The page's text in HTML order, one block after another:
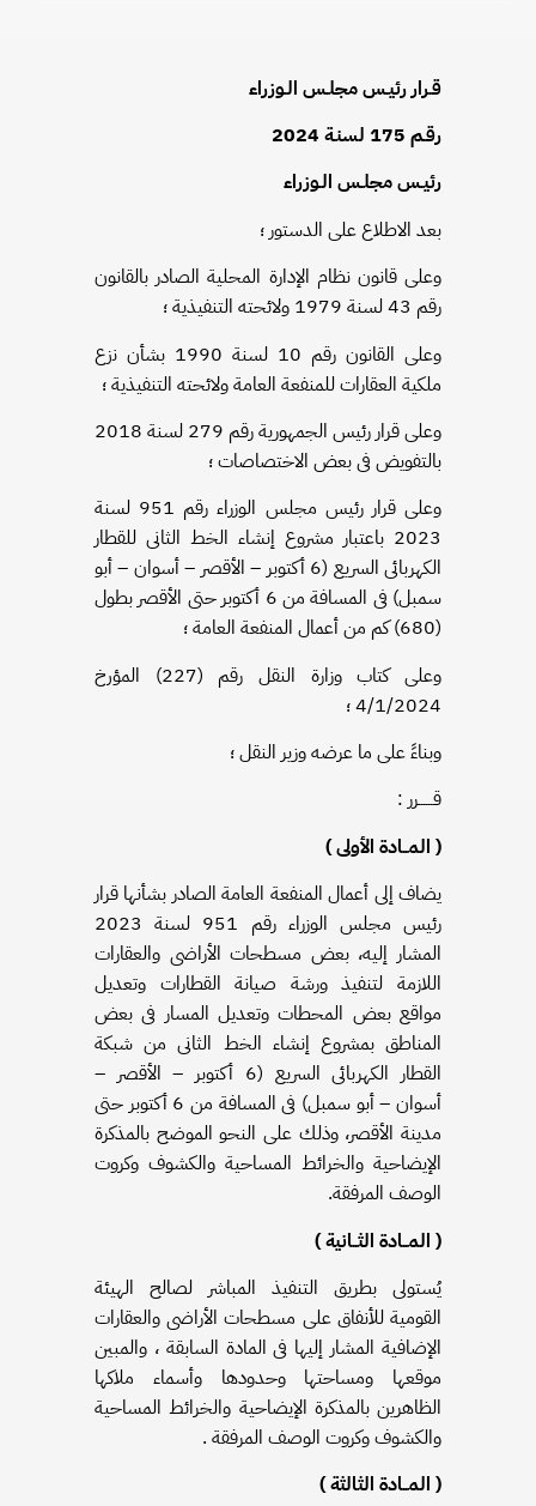
قـرار رئيـس مجلـس الـوزراء
رقـم 175 لسنـة 2024
رئيـس مجلـس الـوزراء
بعد الاطلاع على الدستور ؛
وعلى قانون نظام الإدارة المحلية الصادر بالقانون
رقم 43 لسنة 1979 ولائحته التنفيذية ؛
وعلى القانون رقم 10 لسنة 1990 بشأن نزع
ملكية العقارات للمنفعة العامة ولائحته التنفيذية ؛
وعلى قرار رئيس الجمهورية رقم 279 لسنة 2018
بالتفويض فى بعض الاختصاصات ؛
وعلى قرار رئيس مجلس الوزراء رقم 951 لسنة
2023 باعتبار مشروع إنشاء الخط الثانى للقطار
الكهربائى السريع (6 أكتوبر – الأقصر – أسوان – أبو
سمبل) فى المسافة من 6 أكتوبر حتى الأقصر بطول
(680) كم من أعمال المنفعة العامة ؛
وعلى كتاب وزارة النقل رقم (227) المؤرخ
4/1/2024 ؛
وبناءً على ما عرضه وزير النقل ؛
قــــــرر :
( المــادة الأولى )
يضاف إلى أعمال المنفعة العامة الصادر بشأنها قرار
رئيس مجلس الوزراء رقم 951 لسنة 2023
المشار إليه، بعض مسطحات الأراضى والعقارات
اللازمة لتنفيذ ورشة صيانة القطارات وتعديل
مواقع بعض المحطات وتعديل المسار فى بعض
المناطق بمشروع إنشاء الخط الثانى من شبكة
القطار الكهربائى السريع (6 أكتوبر – الأقصر –
أسوان – أبو سمبل) فى المسافة من 6 أكتوبر حتى
مدينة الأقصر، وذلك على النحو الموضح بالمذكرة
الإيضاحية والخرائط المساحية والكشوف وكروت
الوصف المرفقة.
( المــادة الثــانية )
يُستولى بطريق التنفيذ المباشر لصالح الهيئة
القومية للأنفاق على مسطحات الأراضى والعقارات
الإضافية المشار إليها فى المادة السابقة ، والمبين
موقعها ومساحتها وحدودها وأسماء ملاكها
الظاهرين بالمذكرة الإيضاحية والخرائط المساحية
والكشوف وكروت الوصف المرفقة .
( المــادة الثالثة )